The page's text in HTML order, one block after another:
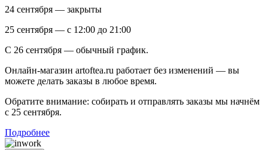
24 сентября — закрыты
25 сентября — с 12:00 до 21:00
С 26 сентября — обычный график.
Онлайн-магазин artoftea.ru работает без изменений — вы
можете делать заказы в любое время.
Обратите внимание: собирать и отправлять заказы мы начнём
с 25 сентября.
Подробнее